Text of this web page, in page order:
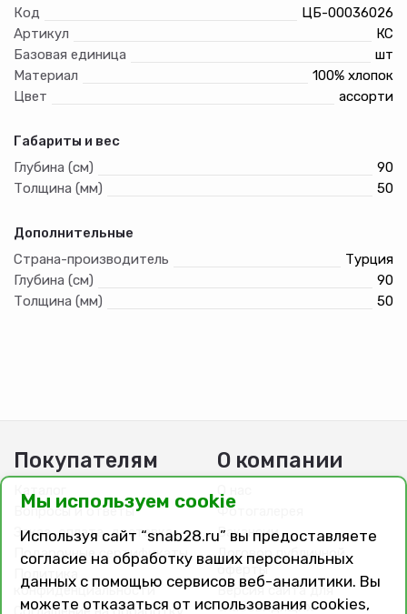
Код
ЦБ-00036026
Артикул
КС
Базовая единица
шт
Материал
100% хлопок
Цвет
ассорти
Габариты и вес
Глубина (см)
90
Толщина (мм)
50
Дополнительные
Страна-производитель
Турция
Глубина (см)
90
Толщина (мм)
50
Покупателям
Каталог
Вопросы и ответы
Заказ, оплата, доставка
Подарочные сертификаты
конфиденциальности
О компании
О нас
Фотогалерея
Вакансии
Договор публичной
оферты
Версия сайта для
слабовидящих
Мы используем cookie
Используя сайт “snab28.ru” вы предоставляете
согласие на обработку ваших персональных
данных с помощью сервисов веб-аналитики. Вы
можете отказаться от использования cookies,